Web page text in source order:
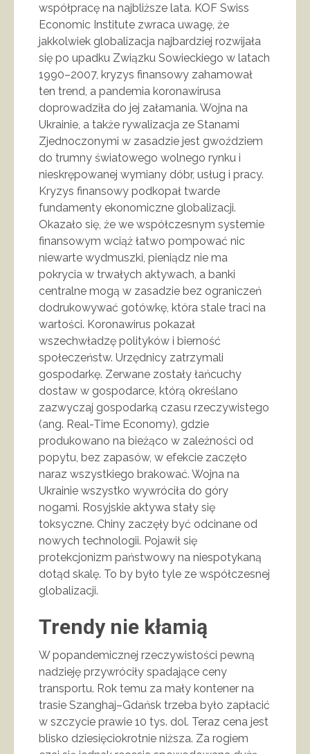
współpracę na najbliższe lata. KOF Swiss
Economic Institute zwraca uwagę, że
jakkolwiek globalizacja najbardziej rozwijała
się po upadku Związku Sowieckiego w latach
1990–2007, kryzys finansowy zahamował
ten trend, a pandemia koronawirusa
doprowadziła do jej załamania. Wojna na
Ukrainie, a także rywalizacja ze Stanami
Zjednoczonymi w zasadzie jest gwoździem
do trumny światowego wolnego rynku i
nieskrępowanej wymiany dóbr, usług i pracy.
Kryzys finansowy podkopał twarde
fundamenty ekonomiczne globalizacji.
Okazało się, że we współczesnym systemie
finansowym wciąż łatwo pompować nic
niewarte wydmuszki, pieniądz nie ma
pokrycia w trwałych aktywach, a banki
centralne mogą w zasadzie bez ograniczeń
dodrukowywać gotówkę, która stale traci na
wartości. Koronawirus pokazał
wszechwładzę polityków i bierność
społeczeństw. Urzędnicy zatrzymali
gospodarkę. Zerwane zostały łańcuchy
dostaw w gospodarce, którą określano
zazwyczaj gospodarką czasu rzeczywistego
(ang. Real-Time Economy), gdzie
produkowano na bieżąco w zależności od
popytu, bez zapasów, w efekcie zaczęło
naraz wszystkiego brakować. Wojna na
Ukrainie wszystko wywróciła do góry
nogami. Rosyjskie aktywa stały się
toksyczne. Chiny zaczęły być odcinane od
nowych technologii. Pojawił się
protekcjonizm państwowy na niespotykaną
dotąd skalę. To by było tyle ze współczesnej
globalizacji.
Trendy nie kłamią
W popandemicznej rzeczywistości pewną
nadzieję przywróciły spadające ceny
transportu. Rok temu za mały kontener na
trasie Szanghaj–Gdańsk trzeba było zapłacić
w szczycie prawie 10 tys. dol. Teraz cena jest
blisko dziesięciokrotnie niższa. Za rogiem